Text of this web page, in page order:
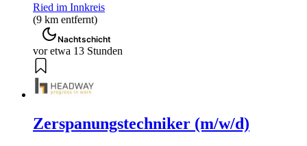
Ried im Innkreis
(9 km entfernt)
Nachtschicht
vor etwa 13 Stunden
Zerspanungstechniker (m/w/d)